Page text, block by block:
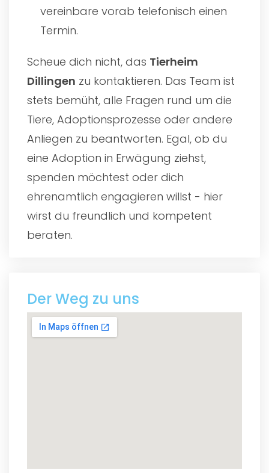
vereinbare vorab telefonisch einen
Termin.
Scheue dich nicht, das Tierheim
Dillingen zu kontaktieren. Das Team ist
stets bemüht, alle Fragen rund um die
Tiere, Adoptionsprozesse oder andere
Anliegen zu beantworten. Egal, ob du
eine Adoption in Erwägung ziehst,
spenden möchtest oder dich
ehrenamtlich engagieren willst - hier
wirst du freundlich und kompetent
beraten.
Der Weg zu uns